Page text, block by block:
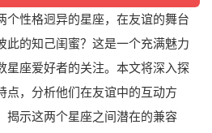
个性格迥异的星座，在友谊的舞台
此的知己闺蜜？这是一个充满魅力
星座爱好者的关注。本文将深入探
点，分析他们在友谊中的互动方
揭示这两个星座之间潜在的兼容